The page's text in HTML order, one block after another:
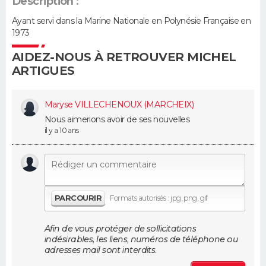
Alimentation
Guide de la santé
Maladies
Médicaments
Sommeil
VOYAGE
Destinations
City break
Voyage nature
Voyage de noces
Forum
Climat
PHOTO
BONS PLANS
CARTE DE VOEUX
Carte de Noël
Carte Bonne année
Carte Saint-Valentin
Carte Pâques
Carte d'anniversaire
DICTIONNAIRE
Dictionnaire
Biographies
Expressions
Proverbes
PROGRAMME TV
Se connecter
Entreprises
Service militaire
Avis de recherche
AVIS DE DÉCÈS
Ayant servi dans la Marine Nationale en Polynésie Française en
1973
AIDEZ-NOUS À RETROUVER MICHEL
ARTIGUES
Maryse VILLECHENOUX (MARCHEIX)
Nous aimerions avoir de ses nouvelles
il y a 10 ans
PARCOURIR Formats autorisés : jpg, png, gif
Afin de vous protéger de sollicitations
indésirables, les liens, numéros de téléphone ou
adresses mail sont interdits.